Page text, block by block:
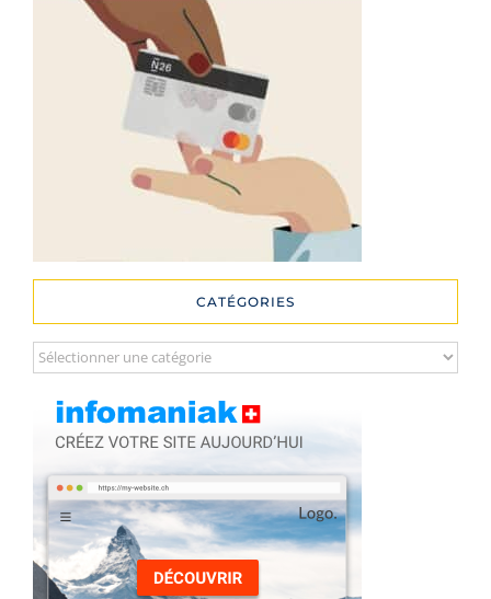
CATÉGORIES
Catégories